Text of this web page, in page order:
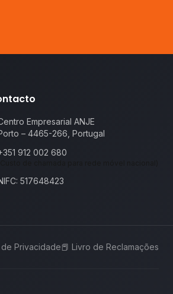
Empresarial ANJE
– 4465-266, Portugal
912 002 680
517648423
Privacidade📕 Livro de Reclamações